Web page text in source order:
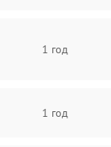
1 год
1 год